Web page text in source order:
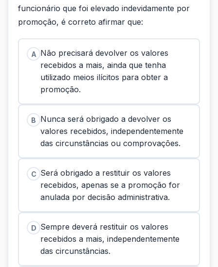
funcionário que foi elevado indevidamente por
promoção, é correto afirmar que:
A Não precisará devolver os valores
recebidos a mais, ainda que tenha
utilizado meios ilícitos para obter a
promoção.
B
Nunca será obrigado a devolver os
valores recebidos, independentemente
das circunstâncias ou comprovações.
C Será obrigado a restituir os valores
recebidos, apenas se a promoção for
anulada por decisão administrativa.
D Sempre deverá restituir os valores
recebidos a mais, independentemente
das circunstâncias.